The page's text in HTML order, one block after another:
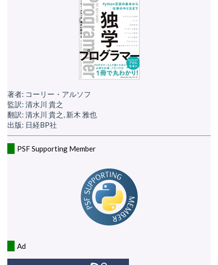
著者: コーリー・アルソフ
監訳: 清水川 貴之
翻訳: 清水川 貴之, 新木 雅也
出版: 日経BP社
PSF Supporting Member
Ad